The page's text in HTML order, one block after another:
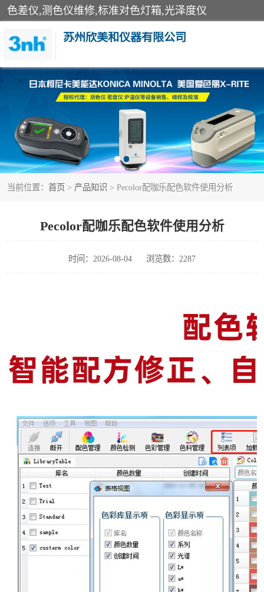
色差仪,测色仪维修,标准对色灯箱,光泽度仪
苏州欣美和仪器有限公司
当前位置： 首页 > 产品知识 > Pecolor配咖乐配色软件使用分析
Pecolor配咖乐配色软件使用分析
时间：2026-08-04 浏览数：2287
3nh色差仪
分光色差仪
美能达色差计
3nh分光测色仪
行业色差仪
配色软件
印刷看样台
条码扫描仪维修